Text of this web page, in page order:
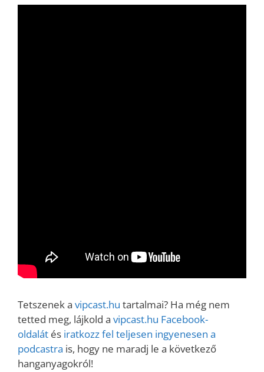
Tetszenek a vipcast.hu tartalmai? Ha még nem
tetted meg, lájkold a vipcast.hu Facebook-
oldalát és iratkozz fel teljesen ingyenesen a
podcastra is, hogy ne maradj le a következő
hanganyagokról!